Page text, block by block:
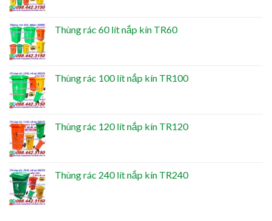
Thùng rác 60 lít nắp kín TR60
Thùng rác 100 lít nắp kín TR100
Thùng rác 120 lít nắp kín TR120
Thùng rác 240 lít nắp kín TR240